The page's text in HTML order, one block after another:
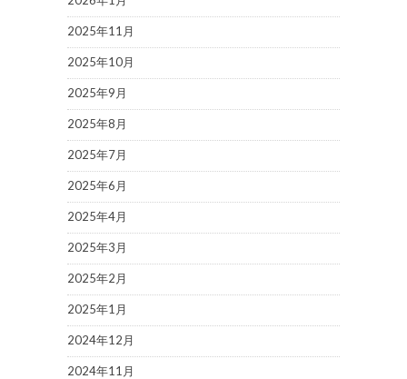
2025年11月
2025年10月
2025年9月
2025年8月
2025年7月
2025年6月
2025年4月
2025年3月
2025年2月
2025年1月
2024年12月
2024年11月